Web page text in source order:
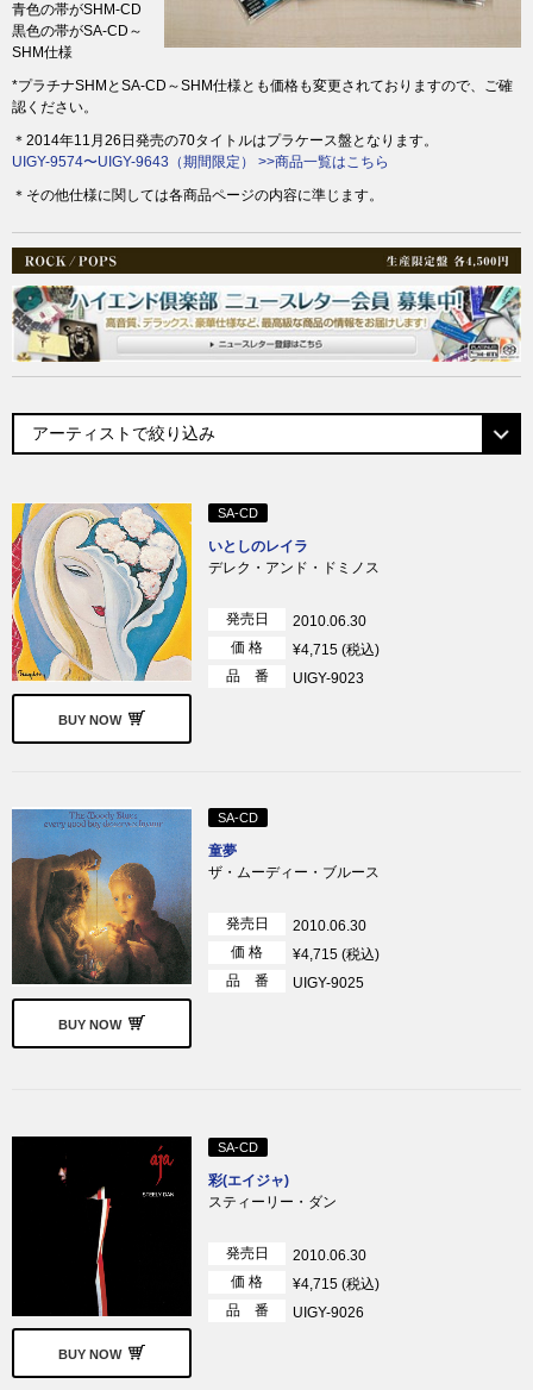
青色の帯がSHM-CD
黒色の帯がSA-CD～
SHM仕様
*プラチナSHMとSA-CD～SHM仕様とも価格も変更されておりますので、ご確
認ください。
＊2014年11月26日発売の70タイトルはプラケース盤となります。
UIGY-9574〜UIGY-9643（期間限定） >>商品一覧はこちら
＊その他仕様に関しては各商品ページの内容に準じます。
BUY NOW
SA-CD
いとしのレイラ
デレク・アンド・ドミノス
発売日
2010.06.30
価 格
¥4,715 (税込)
品 番
UIGY-9023
BUY NOW
SA-CD
童夢
ザ・ムーディー・ブルース
発売日
2010.06.30
価 格
¥4,715 (税込)
品 番
UIGY-9025
BUY NOW
SA-CD
彩(エイジャ)
スティーリー・ダン
発売日
2010.06.30
価 格
¥4,715 (税込)
品 番
UIGY-9026